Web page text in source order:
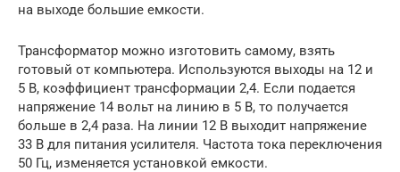
на выходе большие емкости.
Трансформатор можно изготовить самому, взять
готовый от компьютера. Используются выходы на 12 и
5 В, коэффициент трансформации 2,4. Если подается
напряжение 14 вольт на линию в 5 В, то получается
больше в 2,4 раза. На линии 12 В выходит напряжение
33 В для питания усилителя. Частота тока переключения
50 Гц, изменяется установкой емкости.